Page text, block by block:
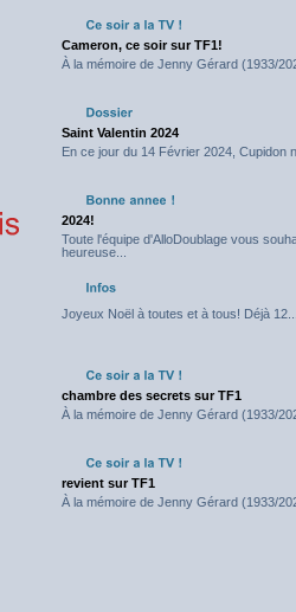
Cameron, ce soir sur TF1!
À la mémoire de Jenny Gérard (1933/
Saint Valentin 2024
En ce jour du 14 Février 2024, Cupidon
2024!
Toute l'équipe d'AlloDoublage vous
heureuse...
Joyeux Noël à toutes et à tous! Déjà 12...
chambre des secrets sur TF1
À la mémoire de Jenny Gérard (1933/
revient sur TF1
À la mémoire de Jenny Gérard (1933/